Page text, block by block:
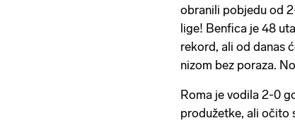
obranili pobjedu od
lige! Benfica je 48
rekord, ali od danas
nizom bez poraza.
Roma je vodila 2-0
produžetke, ali očito